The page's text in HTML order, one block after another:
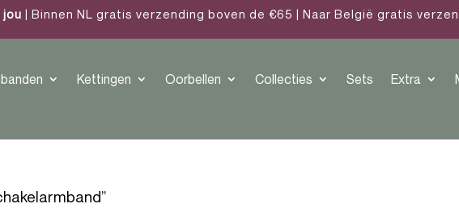
jou | Binnen NL gratis verzending boven de €65 | Naar België gratis
Kettingen Oorbellen Collecties Sets Extra